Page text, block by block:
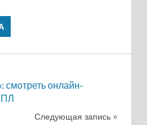
смотреть онлайн-
Следующая запись